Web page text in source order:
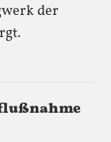
der